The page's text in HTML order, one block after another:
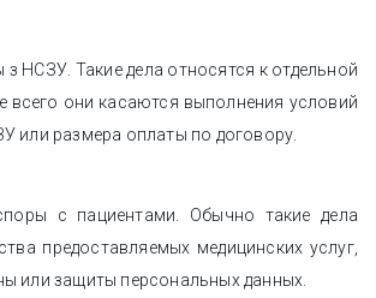
НСЗУ. Такие дела относятся к отдельной
всего они касаются выполнения условий
или размера оплаты по договору.
с пациентами. Обычно такие дела
предоставляемых медицинских услуг,
или защиты персональных данных.